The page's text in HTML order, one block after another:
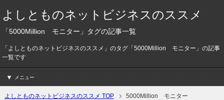
よしとものネットビジネスのススメ
「5000Million モニター」タグの記事一覧
「よしとものネットビジネスのススメ」のタグ「5000Million モニター」の記事
一覧です
メニュー
よしとものネットビジネスのススメ TOP 5000Million モニター